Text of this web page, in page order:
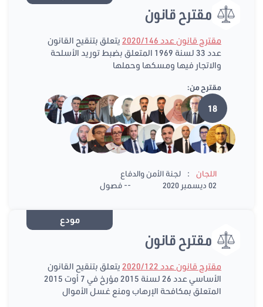
مقترح قانون
مقترح قانون عدد 2020/146
يتعلق بتنقيح القانون
عدد 33 لسنة 1969 المتعلق بضبط توريد الأسلحة
والاتجار فيها ومسكها وحملها
مقترح من:
18
اللجان :
لجنة الأمن والدفاع
02 ديسمبر 2020
-- فصول
مودع
مقترح قانون
مقترح قانون عدد 2020/122
يتعلق بتنقيح القانون
الأساسي عدد 26 لسنة 2015 مؤرخ في 7 أوت 2015
المتعلق بمكافحة الإرهاب ومنع غسل الأموال